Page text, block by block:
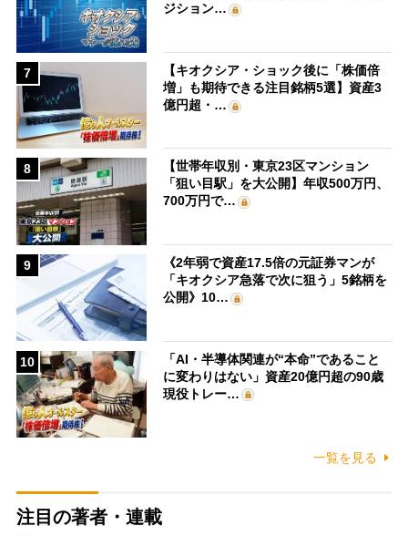
ジション…
7
【キオクシア・ショック後に「株価倍
増」も期待できる注目銘柄5選】資産3
億円超・…
8
【世帯年収別・東京23区マンション
「狙い目駅」を大公開】年収500万円、
700万円で…
9
《2年弱で資産17.5倍の元証券マンが
「キオクシア急落で次に狙う」5銘柄を
公開》10…
10
「AI・半導体関連が“本命”であること
に変わりはない」資産20億円超の90歳
現役トレー…
一覧を見る
注目の著者・連載